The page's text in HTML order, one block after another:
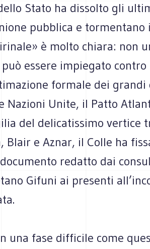
Stato ha dissolto gli
pubblica e tormentano
è molto chiara: non
essere impiegato
formale dei grandi
Nazioni Unite, il Patto
del delicatissimo vertice
Blair e Aznar, il Colle ha
redatto dai
Gifuni ai presenti
una fase difficile come